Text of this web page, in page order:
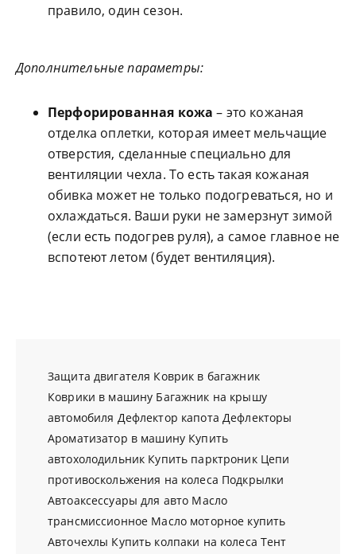
правило, один сезон.
Дополнительные параметры:
Перфорированная кожа – это кожаная
отделка оплетки, которая имеет мельчащие
отверстия, сделанные специально для
вентиляции чехла. То есть такая кожаная
обивка может не только подогреваться, но и
охлаждаться. Ваши руки не замерзнут зимой
(если есть подогрев руля), а самое главное не
вспотеют летом (будет вентиляция).
Защита двигателя Коврик в багажник
Коврики в машину Багажник на крышу
автомобиля Дефлектор капота Дефлекторы
Ароматизатор в машину Купить
автохолодильник Купить парктроник Цепи
противоскольжения на колеса Подкрылки
Автоаксессуары для авто Масло
трансмиссионное Масло моторное купить
Авточехлы Купить колпаки на колеса Тент